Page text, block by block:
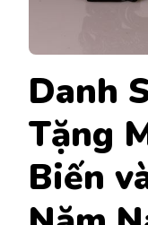
Danh
Tặng
Biến